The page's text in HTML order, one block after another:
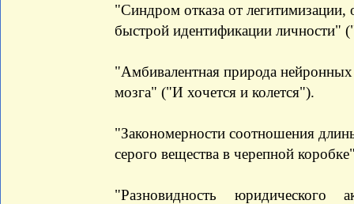
"Синдром отказа от
быстрой идентификации личности"
"Амбивалентная природа
мозга" ("И хочется и колется").
"Закономерности соотношения
серого вещества в черепной
"Разновидность